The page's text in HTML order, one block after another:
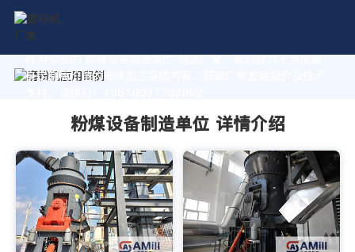
作为专业的 粉煤设备制造单位 制造厂家，我们致力于为您量
身定制高价值的粉体加工系统方案。获取厂家直销报价及技术
粉煤设备制造单位 详情介绍